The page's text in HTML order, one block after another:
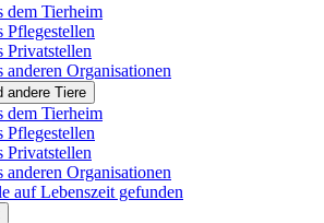
dem Tierheim
Pflegestellen
Privatstellen
anderen Organisationen
andere Tiere
dem Tierheim
Pflegestellen
Privatstellen
anderen Organisationen
auf Lebenszeit gefunden